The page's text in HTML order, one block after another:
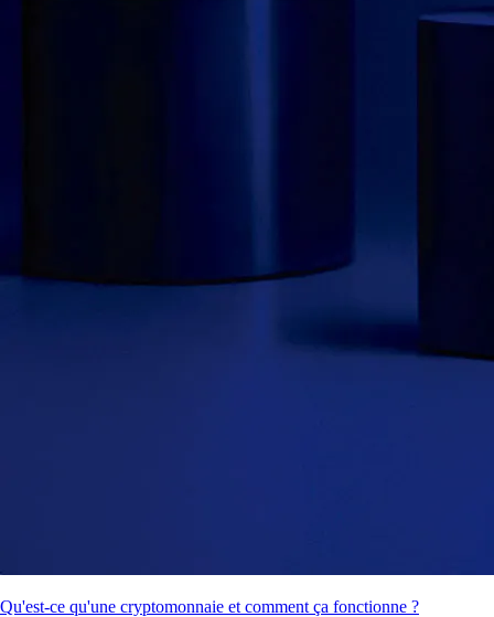
Qu'est-ce qu'une cryptomonnaie et comment ça fonctionne ?